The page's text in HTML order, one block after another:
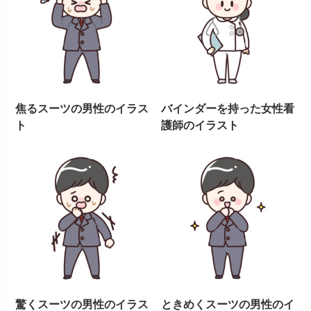
焦るスーツの男性のイラス
ト
バインダーを持った女性看
護師のイラスト
驚くスーツの男性のイラス
ときめくスーツの男性のイ